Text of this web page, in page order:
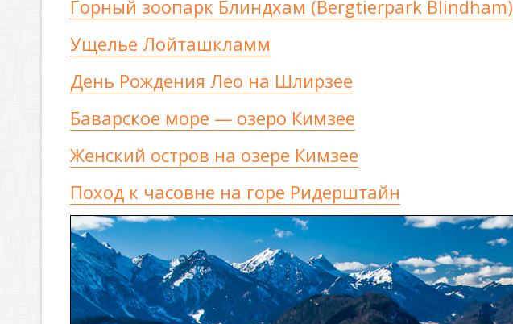
Горный зоопарк Блиндхам (Bergtierpark Blindham)
Ущелье Лойташкламм
День Рождения Лео на Шлирзее
Баварское море — озеро Кимзее
Женский остров на озере Кимзее
Поход к часовне на горе Ридерштайн